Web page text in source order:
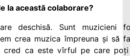
la această colaborare?
deschisă. Sunt muzicieni
crea muzica împreuna și să
cred ca este vîrful pe care